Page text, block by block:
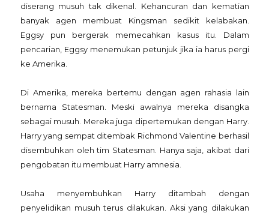
diserang musuh tak dikenal. Kehancuran dan kematian
banyak agen membuat Kingsman sedikit kelabakan.
Eggsy pun bergerak memecahkan kasus itu. Dalam
pencarian, Eggsy menemukan petunjuk jika ia harus pergi
ke Amerika.
Di Amerika, mereka bertemu dengan agen rahasia lain
bernama Statesman. Meski awalnya mereka disangka
sebagai musuh. Mereka juga dipertemukan dengan Harry.
Harry yang sempat ditembak Richmond Valentine berhasil
disembuhkan oleh tim Statesman. Hanya saja, akibat dari
pengobatan itu membuat Harry amnesia.
Usaha menyembuhkan Harry ditambah dengan
penyelidikan musuh terus dilakukan. Aksi yang dilakukan